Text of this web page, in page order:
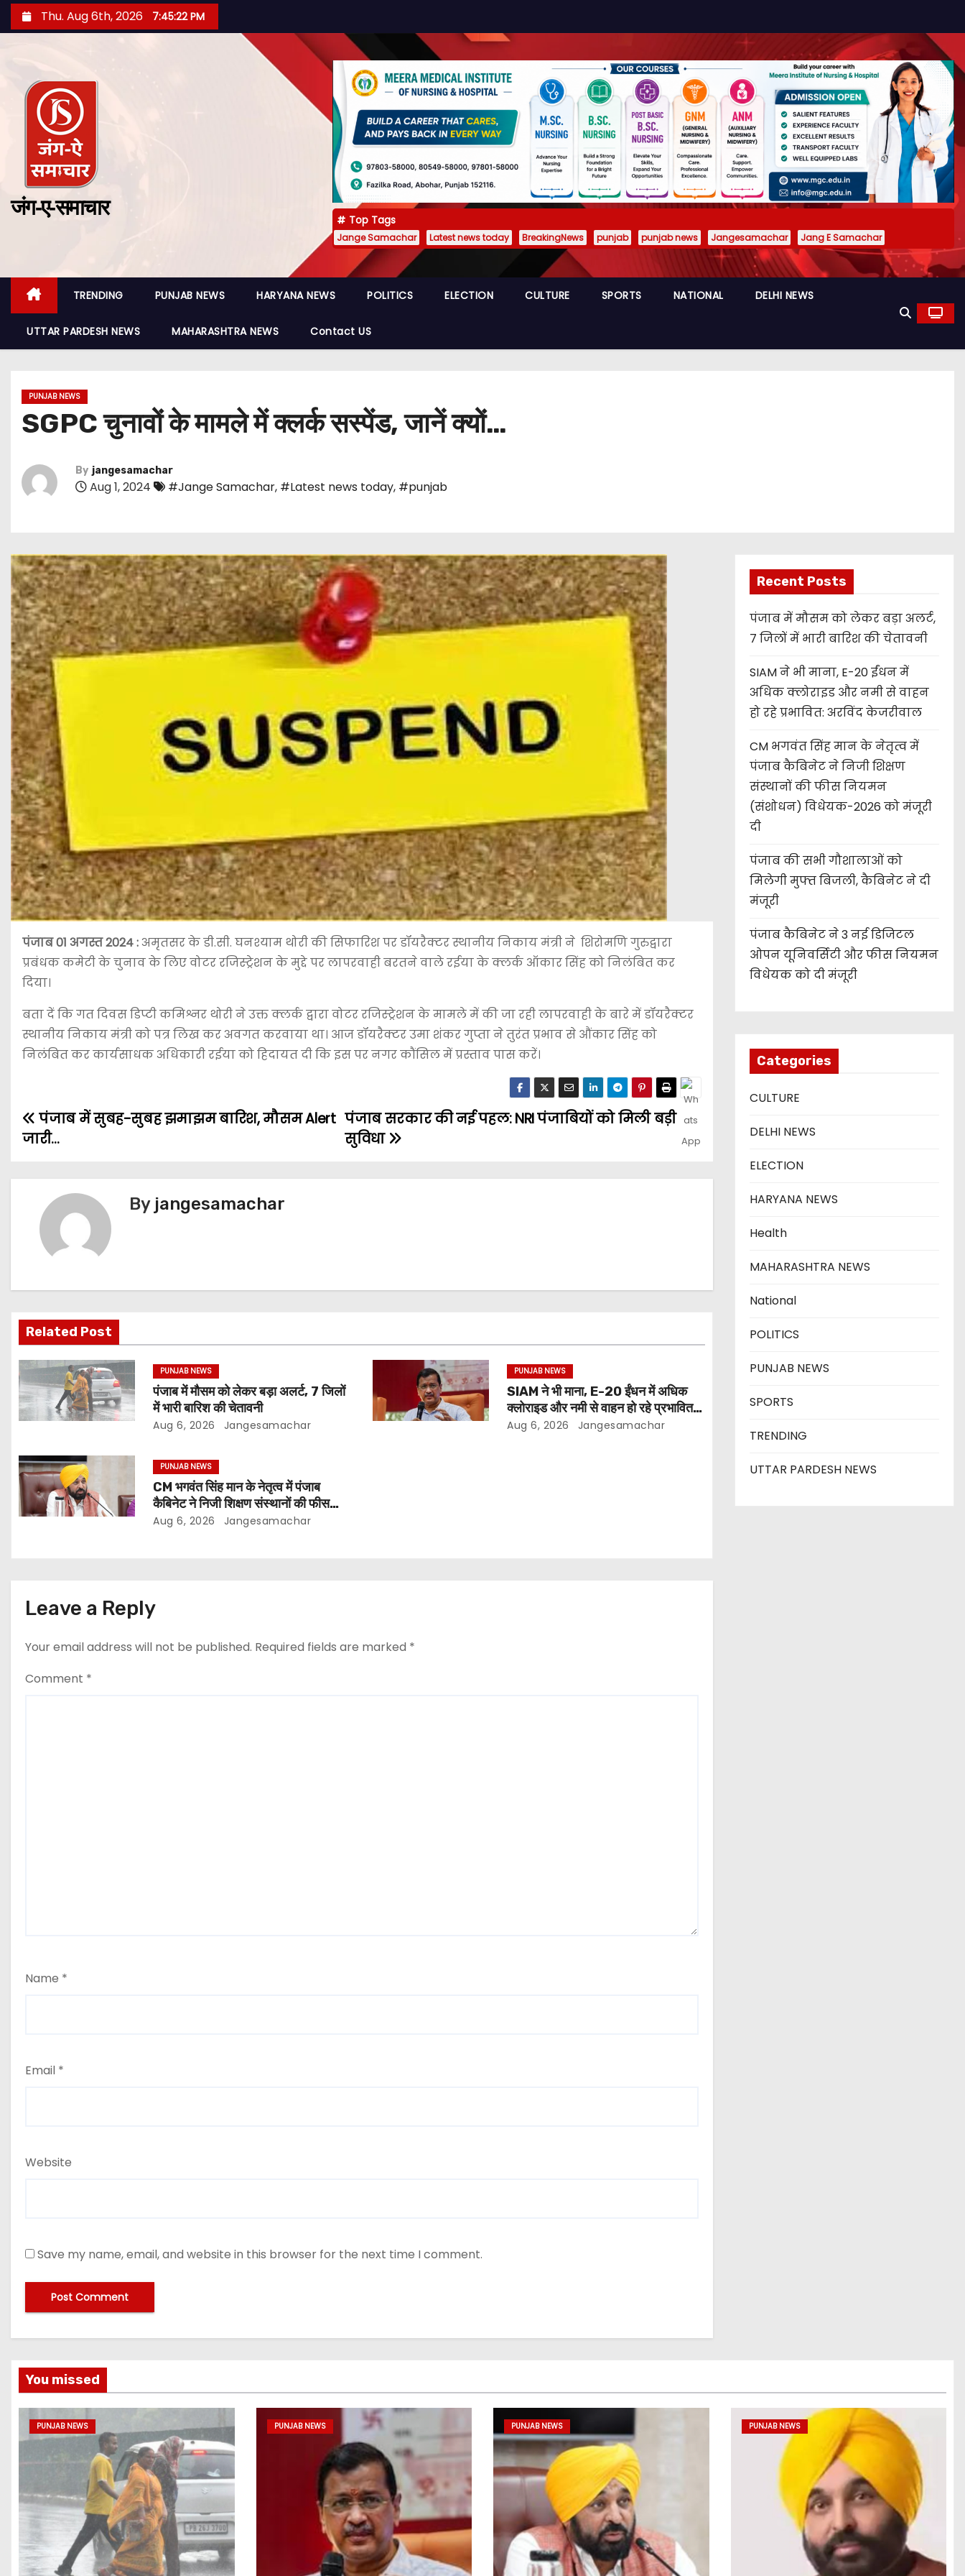
Thu. Aug 6th, 2026 7:45:24 PM
जंग-ए-समाचार
Top Tags
Jange Samachar Latest news today BreakingNews punjab punjab news Jangesamachar Jang E Samachar
TRENDING PUNJAB NEWS HARYANA NEWS POLITICS ELECTION CULTURE SPORTS NATIONAL DELHI NEWS
UTTAR PARDESH NEWS MAHARASHTRA NEWS Contact US
PUNJAB NEWS
SGPC चुनावों के मामले में क्लर्क सस्पेंड, जानें क्यों…
By jangesamachar
Aug 1, 2024 #Jange Samachar, #Latest news today, #punjab
पंजाब 01 अगस्त 2024 :अमृतसर के डी.सी. घनश्याम थोरी की सिफारिश पर डॉयरैक्टर स्थानीय निकाय मंत्री ने शिरोमणि गुरुद्वारा
प्रबंधक कमेटी के चुनाव के लिए वोटर रजिस्ट्रेशन के मुद्दे पर लापरवाही बरतने वाले रईया के क्लर्क ऑकार सिंह को निलंबित कर
दिया।
बता दें कि गत दिवस डिप्टी कमिश्नर थोरी ने उक्त क्लर्क द्वारा वोटर रजिस्ट्रेशन के मामले में की जा रही लापरवाही के बारे में डॉयरैक्टर
स्थानीय निकाय मंत्री को पत्र लिख कर अवगत करवाया था। आज डॉयरैक्टर उमा शंकर गुप्ता ने तुरंत प्रभाव से औंकार सिंह को
निलंबित कर कार्यसाधक अधिकारी रईया को हिदायत दी कि इस पर नगर कौंसिल में प्रस्ताव पास करें।
पंजाब सरकार की नई पहल: NRI पंजाबियों को मिली बड़ी
सुविधा
पंजाब में सुबह-सुबह झमाझम बारिश, मौसम Alert
जारी…
By jangesamachar
Related Post
PUNJAB NEWS
पंजाब में मौसम को लेकर बड़ा अलर्ट, 7 जिलों
में भारी बारिश की चेतावनी
Aug 6, 2026 Jangesamachar
PUNJAB NEWS
SIAM ने भी माना, E-20 ईंधन में अधिक
क्लोराइड और नमी से वाहन हो रहे प्रभावित:
अरविंद केजरीवाल
Aug 6, 2026 Jangesamachar
PUNJAB NEWS
CM भगवंत सिंह मान के नेतृत्व में पंजाब
कैबिनेट ने निजी शिक्षण संस्थानों की फीस
नियमन (संशोधन) विधेयक-2026 को
Aug 6, 2026 Jangesamachar
Leave a Reply
Your email address will not be published. Required fields are marked *
Comment *
Name *
Email *
Website
Save my name, email, and website in this browser for the next time I comment.
Recent Posts
पंजाब में मौसम को लेकर बड़ा अलर्ट,
7 जिलों में भारी बारिश की चेतावनी
SIAM ने भी माना, E-20 ईंधन में
अधिक क्लोराइड और नमी से वाहन
हो रहे प्रभावित: अरविंद केजरीवाल
CM भगवंत सिंह मान के नेतृत्व में
पंजाब कैबिनेट ने निजी शिक्षण
संस्थानों की फीस नियमन
(संशोधन) विधेयक-2026 को मंजूरी
दी
पंजाब की सभी गौशालाओं को
मिलेगी मुफ्त बिजली, कैबिनेट ने दी
मंजूरी
पंजाब कैबिनेट ने 3 नई डिजिटल
ओपन यूनिवर्सिटी और फीस नियमन
विधेयक को दी मंजूरी
Categories
CULTURE
DELHI NEWS
ELECTION
HARYANA NEWS
Health
MAHARASHTRA NEWS
National
POLITICS
PUNJAB NEWS
SPORTS
TRENDING
UTTAR PARDESH NEWS
You missed
PUNJAB NEWS PUNJAB NEWS PUNJAB NEWS PUNJAB NEWS